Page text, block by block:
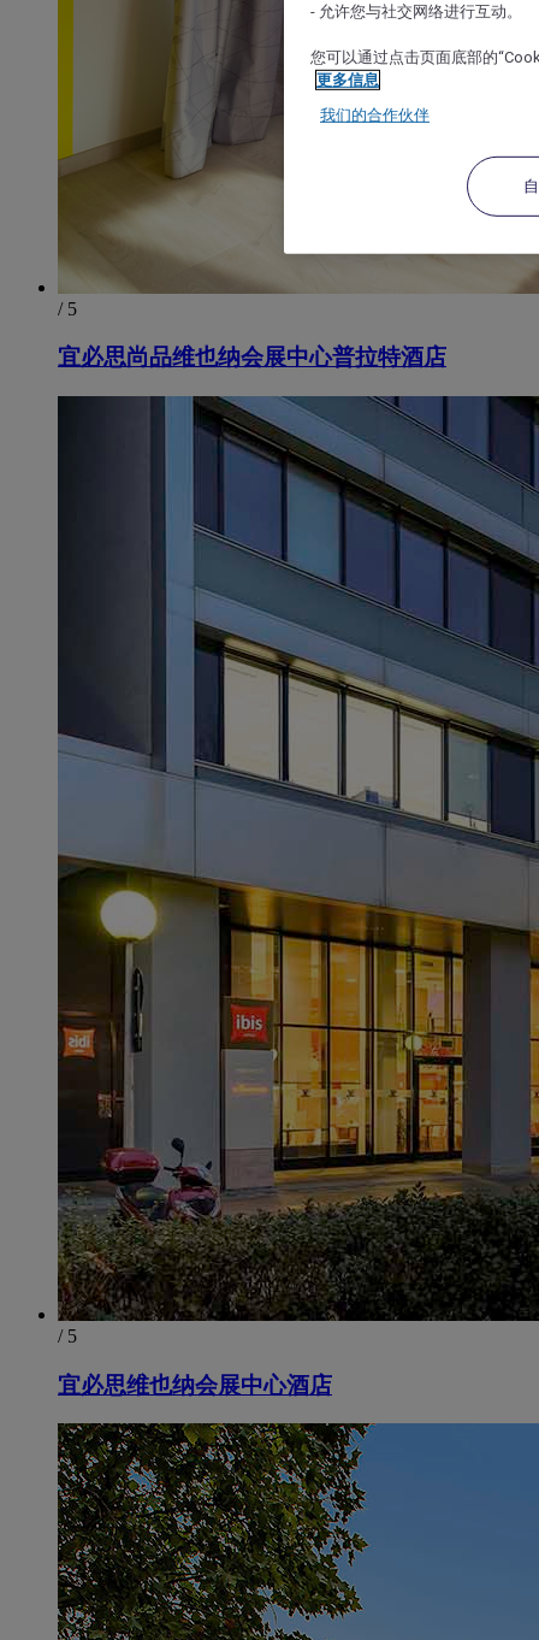
/ 5
宜必思尚品维也纳会展中心普拉特酒店
/ 5
宜必思维也纳会展中心酒店
- 允许您与社交网络进行互动。
您可以通过点击页面底部的
更多信息
我们的合作伙伴